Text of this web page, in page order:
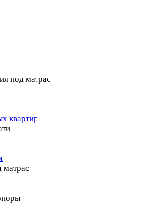
под матрас
квартир
матрас